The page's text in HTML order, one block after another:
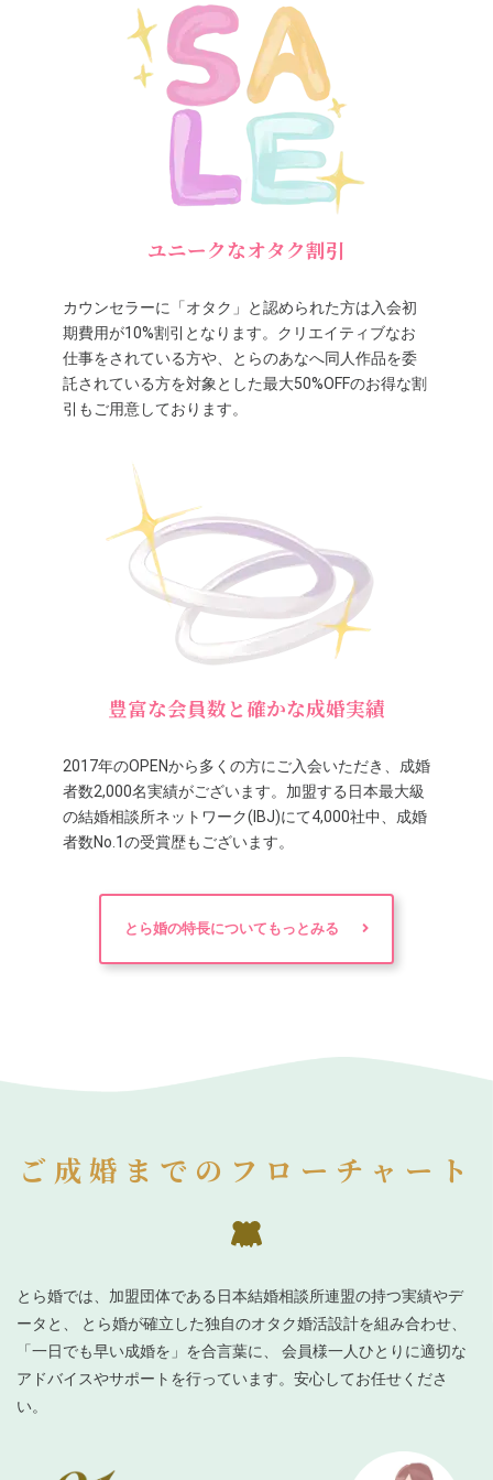
ユニークなオタク割引
カウンセラーに「オタク」と認められた方は入会初
期費用が10%割引となります。クリエイティブなお
仕事をされている方や、とらのあなへ同人作品を委
託されている方を対象とした最大50%OFFのお得な割
引もご用意しております。
豊富な会員数と確かな成婚実績
2017年のOPENから多くの方にご入会いただき、成婚
者数2,000名実績がございます。加盟する日本最大級
の結婚相談所ネットワーク(IBJ)にて4,000社中、成婚
者数No.1の受賞歴もございます。
とら婚の特長についてもっとみる
ご成婚までのフローチャート
とら婚では、加盟団体である日本結婚相談所連盟の持つ実績やデ
ータと、 とら婚が確立した独自のオタク婚活設計を組み合わせ、
「一日でも早い成婚を」を合言葉に、 会員様一人ひとりに適切な
アドバイスやサポートを行っています。安心してお任せくださ
い。